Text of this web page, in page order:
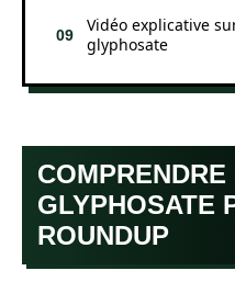
Vidéo explicative
glyphosate
GLYPHOSATE
ROUNDUP